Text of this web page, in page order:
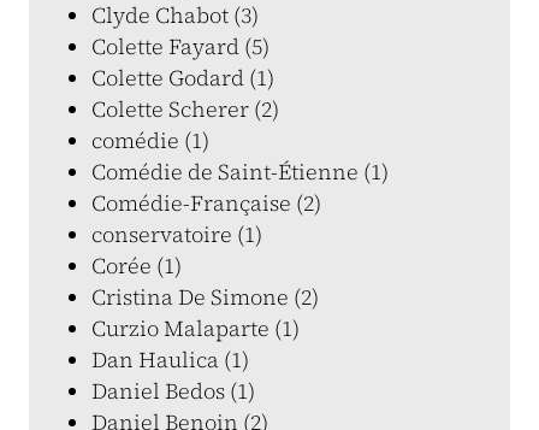
Clyde Chabot (3)
Colette Fayard (5)
Colette Godard (1)
Colette Scherer (2)
comédie (1)
Comédie de Saint-Étienne (1)
Comédie-Française (2)
conservatoire (1)
Corée (1)
Cristina De Simone (2)
Curzio Malaparte (1)
Dan Haulica (1)
Daniel Bedos (1)
Daniel Benoin (2)